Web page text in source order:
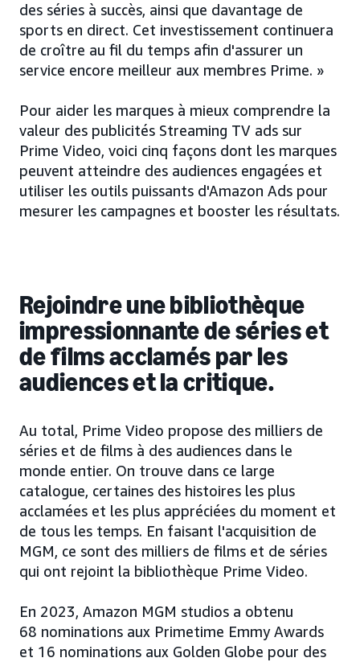
des séries à succès, ainsi que davantage de
sports en direct. Cet investissement continuera
de croître au fil du temps afin d'assurer un
service encore meilleur aux membres Prime. »
Pour aider les marques à mieux comprendre la
valeur des publicités Streaming TV ads sur
Prime Video, voici cinq façons dont les marques
peuvent atteindre des audiences engagées et
utiliser les outils puissants d'Amazon Ads pour
mesurer les campagnes et booster les résultats.
Rejoindre une bibliothèque
impressionnante de séries et
de films acclamés par les
audiences et la critique.
Au total, Prime Video propose des milliers de
séries et de films à des audiences dans le
monde entier. On trouve dans ce large
catalogue, certaines des histoires les plus
acclamées et les plus appréciées du moment et
de tous les temps. En faisant l'acquisition de
MGM, ce sont des milliers de films et de séries
qui ont rejoint la bibliothèque Prime Video.
En 2023, Amazon MGM studios a obtenu
68 nominations aux Primetime Emmy Awards
et 16 nominations aux Golden Globe pour des